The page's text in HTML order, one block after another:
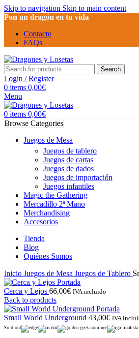
Skip to navigation Skip to main content
Pon un dragón en tu vida
Contacto
FAQs
Search
Login / Register
0 items 0,00€
Menu
0 items 0,00€
Browse Categories
Juegos de Mesa
Juegos de tablero
Juegos de cartas
Juegos de dados
Juegos de importación
Juegos infantiles
Magic the Gathering
Mercadillo 2ª Mano
Merchandising
Accesorios
Tienda
Blog
Quiénes Somos
Inicio Juegos de Mesa Juegos de Tablero
Cerca y Lejos 66,00€ IVA incluido
Back to products
Small World Underground 43,00€ IVA
Sold out